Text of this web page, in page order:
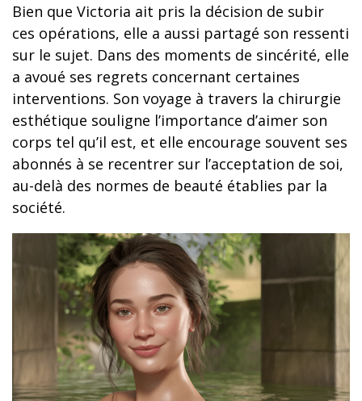
Bien que Victoria ait pris la décision de subir
ces opérations, elle a aussi partagé son ressenti
sur le sujet. Dans des moments de sincérité, elle
a avoué ses regrets concernant certaines
interventions. Son voyage à travers la chirurgie
esthétique souligne l’importance d’aimer son
corps tel qu’il est, et elle encourage souvent ses
abonnés à se recentrer sur l’acceptation de soi,
au-delà des normes de beauté établies par la
société.